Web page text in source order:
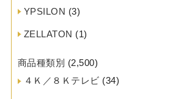
YPSILON (3)
ZELLATON (1)
商品種類別 (2,500)
４Ｋ／８Ｋテレビ (34)